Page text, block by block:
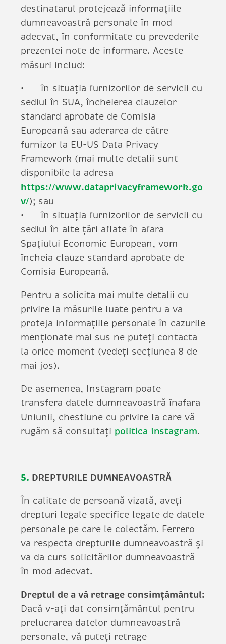
destinatarul protejează informațiile
dumneavoastră personale în mod
adecvat, în conformitate cu prevederile
prezentei note de informare. Aceste
măsuri includ:
în situația furnizorilor de servicii cu
sediul în SUA, încheierea clauzelor
standard aprobate de Comisia
Europeană sau aderarea de către
furnizor la EU-US Data Privacy
Framework (mai multe detalii sunt
disponibile la adresa
https://www.dataprivacyframework.go
v/); sau
în situația furnizorilor de servicii cu
sediul în alte țări aflate în afara
Spațiului Economic European, vom
încheia clauze standard aprobate de
Comisia Europeană.
Pentru a solicita mai multe detalii cu
privire la măsurile luate pentru a va
proteja informațiile personale în cazurile
menționate mai sus ne puteți contacta
la orice moment (vedeți secțiunea 8 de
mai jos).
De asemenea, Instagram poate
transfera datele dumneavoastră înafara
Uniunii, chestiune cu privire la care vă
rugăm să consultați politica Instagram.
5. DREPTURILE DUMNEAVOASTRĂ
În calitate de persoană vizată, aveți
drepturi legale specifice legate de datele
personale pe care le colectăm. Ferrero
va respecta drepturile dumneavoastră și
va da curs solicitărilor dumneavoastră
în mod adecvat.
Dreptul de a vă retrage consimțământul:
Dacă v-ați dat consimțământul pentru
prelucrarea datelor dumneavoastră
personale, vă puteți retrage